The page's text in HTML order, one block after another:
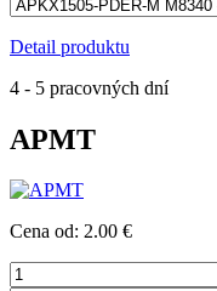
Detail produktu
4 - 5 pracovných dní
APMT
Cena od: 2.00 €